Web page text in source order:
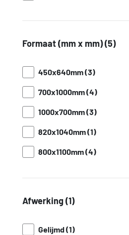
Formaat (mm x mm) (5)
450x640mm (3)
700x1000mm (4)
1000x700mm (3)
820x1040mm (1)
800x1100mm (4)
Afwerking (1)
Gelijmd (1)